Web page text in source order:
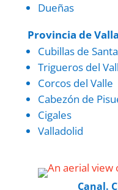
Dueñas
Provincia de
Cubillas de
Trigueros del
Corcos del Valle
Cabezón de
Cigales
Valladolid
Canal.